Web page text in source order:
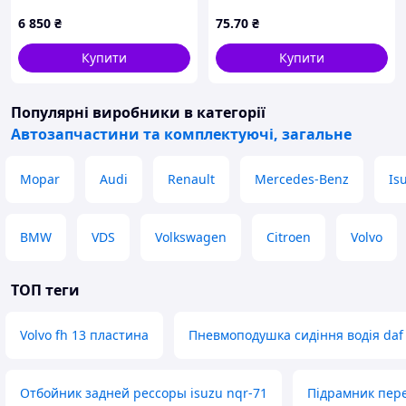
64900-D9200
6 850 ₴
Купити
2382978203
75.70 ₴
Купити
Популярні виробники в категорії
Автозапчастини та комплектуючі, загальне
Mopar Audi Renault Mercedes-Benz
BMW VDS Volkswagen Citroen Volvo
ТОП теги
Volvo fh 13 пластина Пневмоподушка сидіння водія
Отбойник задней рессоры isuzu nqr-71 Підрамник